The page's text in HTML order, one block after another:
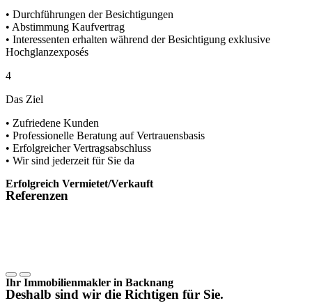
• Durchführungen der Besichtigungen
• Abstimmung Kaufvertrag
• Interessenten erhalten während der Besichtigung exklusive
Hochglanzexposés
4
Das Ziel
• Zufriedene Kunden
• Professionelle Beratung auf Vertrauensbasis
• Erfolgreicher Vertragsabschluss
• Wir sind jederzeit für Sie da
Erfolgreich Vermietet/Verkauft
Referenzen
Ihr Immobilienmakler in Backnang
Deshalb sind wir die Richtigen für Sie.